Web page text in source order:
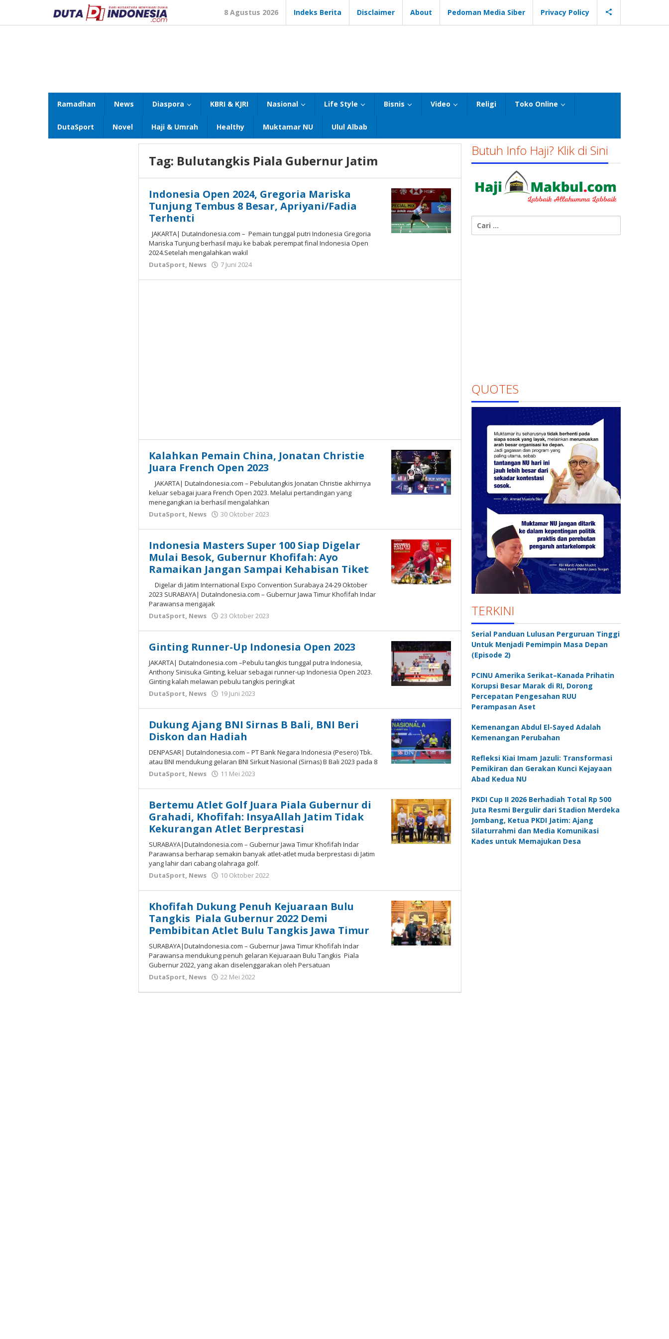
konten
8 Agustus 2026 Indeks Berita Disclaimer About Pedoman Media Siber Privacy Policy
Ramadhan News Diaspora KBRI & KJRI Nasional Life Style Bisnis Video Religi Toko Online
DutaSport Novel Haji & Umrah Healthy Muktamar NU Ulul Albab
Tag: Bulutangkis Piala Gubernur Jatim
Indonesia Open 2024, Gregoria Mariska
Tunjung Tembus 8 Besar, Apriyani/Fadia
Terhenti
JAKARTA| DutaIndonesia.com – Pemain tunggal putri Indonesia Gregoria
Mariska Tunjung berhasil maju ke babak perempat final Indonesia Open
2024.Setelah mengalahkan wakil
DutaSport, News 7 Juni 2024
Susanto
Kalahkan Pemain China, Jonatan Christie
Juara French Open 2023
JAKARTA| DutaIndonesia.com – Pebulutangkis Jonatan Christie akhirnya
keluar sebagai juara French Open 2023. Melalui pertandingan yang
menegangkan ia berhasil mengalahkan
DutaSport, News 30 Oktober 2023
Susanto
Indonesia Masters Super 100 Siap Digelar
Mulai Besok, Gubernur Khofifah: Ayo
Ramaikan Jangan Sampai Kehabisan Tiket
Digelar di Jatim International Expo Convention Surabaya 24-29 Oktober
2023 SURABAYA| DutaIndonesia.com – Gubernur Jawa Timur Khofifah Indar
Parawansa mengajak
DutaSport, News 23 Oktober 2023
Susanto
Ginting Runner-Up Indonesia Open 2023
JAKARTA| DutaIndonesia.com –Pebulu tangkis tunggal putra Indonesia,
Anthony Sinisuka Ginting, keluar sebagai runner-up Indonesia Open 2023.
Ginting kalah melawan pebulu tangkis peringkat
DutaSport, News 19 Juni 2023
Susanto
Dukung Ajang BNI Sirnas B Bali, BNI Beri
Diskon dan Hadiah
DENPASAR| DutaIndonesia.com – PT Bank Negara Indonesia (Pesero) Tbk.
atau BNI mendukung gelaran BNI Sirkuit Nasional (Sirnas) B Bali 2023 pada 8
DutaSport, News 11 Mei 2023
Susanto
Bertemu Atlet Golf Juara Piala Gubernur di
Grahadi, Khofifah: InsyaAllah Jatim Tidak
Kekurangan Atlet Berprestasi
SURABAYA|DutaIndonesia.com – Gubernur Jawa Timur Khofifah Indar
Parawansa berharap semakin banyak atlet-atlet muda berprestasi di Jatim
yang lahir dari cabang olahraga golf.
DutaSport, News 10 Oktober 2022
Susanto
Khofifah Dukung Penuh Kejuaraan Bulu
Tangkis Piala Gubernur 2022 Demi
Pembibitan Atlet Bulu Tangkis Jawa Timur
SURABAYA|DutaIndonesia.com – Gubernur Jawa Timur Khofifah Indar
Parawansa mendukung penuh gelaran Kejuaraan Bulu Tangkis Piala
Gubernur 2022, yang akan diselenggarakan oleh Persatuan
DutaSport, News 22 Mei 2022
Susanto
Butuh Info Haji? Klik di Sini
untuk:
QUOTES
TERKINI
Serial Panduan Lulusan Perguruan Tinggi
Untuk Menjadi Pemimpin Masa Depan
(Episode 2)
PCINU Amerika Serikat–Kanada Prihatin
Korupsi Besar Marak di RI, Dorong
Percepatan Pengesahan RUU
Perampasan Aset
Kemenangan Abdul El-Sayed Adalah
Kemenangan Perubahan
Refleksi Kiai Imam Jazuli: Transformasi
Pemikiran dan Gerakan Kunci Kejayaan
Abad Kedua NU
PKDI Cup II 2026 Berhadiah Total Rp 500
Juta Resmi Bergulir dari Stadion Merdeka
Jombang, Ketua PKDI Jatim: Ajang
Silaturrahmi dan Media Komunikasi
Kades untuk Memajukan Desa